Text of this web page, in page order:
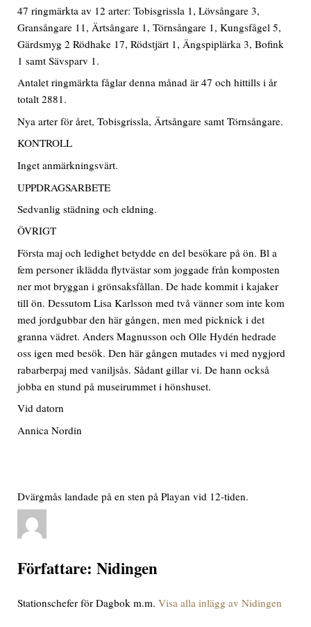
47 ringmärkta av 12 arter: Tobisgrissla 1, Lövsångare 3,
Gransångare 11, Ärtsångare 1, Törnsångare 1, Kungsfågel 5,
Gärdsmyg 2 Rödhake 17, Rödstjärt 1, Ängspiplärka 3, Bofink
1 samt Sävsparv 1.
Antalet ringmärkta fåglar denna månad är 47 och hittills i år
totalt 2881.
Nya arter för året, Tobisgrissla, Ärtsångare samt Törnsångare.
KONTROLL
Inget anmärkningsvärt.
UPPDRAGSARBETE
Sedvanlig städning och eldning.
ÖVRIGT
Första maj och ledighet betydde en del besökare på ön. Bl a
fem personer iklädda flytvästar som joggade från komposten
ner mot bryggan i grönsaksfållan. De hade kommit i kajaker
till ön. Dessutom Lisa Karlsson med två vänner som inte kom
med jordgubbar den här gången, men med picknick i det
granna vädret. Anders Magnusson och Olle Hydén hedrade
oss igen med besök. Den här gången mutades vi med nygjord
rabarberpaj med vaniljsås. Sådant gillar vi. De hann också
jobba en stund på museirummet i hönshuset.
Vid datorn
Annica Nordin
Dvärgmås landade på en sten på Playan vid 12-tiden.
Författare: Nidingen
Stationschefer för Dagbok m.m.Visa alla inlägg av Nidingen